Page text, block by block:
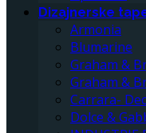
Dizajnerske
Armonia
Blumarine
Graham &
Graham &
Carrara-
Dolce &